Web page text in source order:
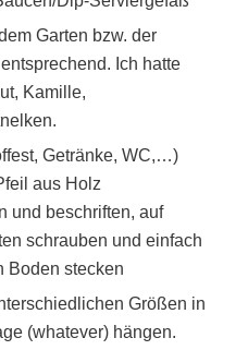
Garten bzw. der
Ich hatte
Kamille,
Getränke, WC,…)
aus Holz
und beschriften, auf
schrauben und einfach
Boden stecken
Größen in
(whatever) hängen.